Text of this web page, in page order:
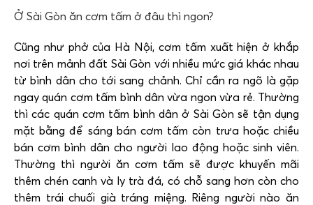
Ở Sài Gòn ăn cơm tấm ở đâu thì ngon?
Cũng như phở của Hà Nội, cơm tấm xuất hiện ở khắp
nơi trên mảnh đất Sài Gòn với nhiều mức giá khác nhau
từ bình dân cho tới sang chảnh. Chỉ cần ra ngõ là gặp
ngay quán cơm tấm bình dân vừa ngon vừa rẻ. Thường
thì các quán cơm tấm bình dân ở Sài Gòn sẽ tận dụng
mặt bằng để sáng bán cơm tấm còn trưa hoặc chiều
bán cơm bình dân cho người lao động hoặc sinh viên.
Thường thì người ăn cơm tấm sẽ được khuyến mãi
thêm chén canh và ly trà đá, có chỗ sang hơn còn cho
thêm trái chuối già tráng miệng. Riêng người nào ăn